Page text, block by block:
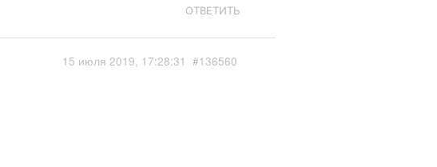
ОТВЕТИТЬ
15 июля 2019, 17:28:31 #136560